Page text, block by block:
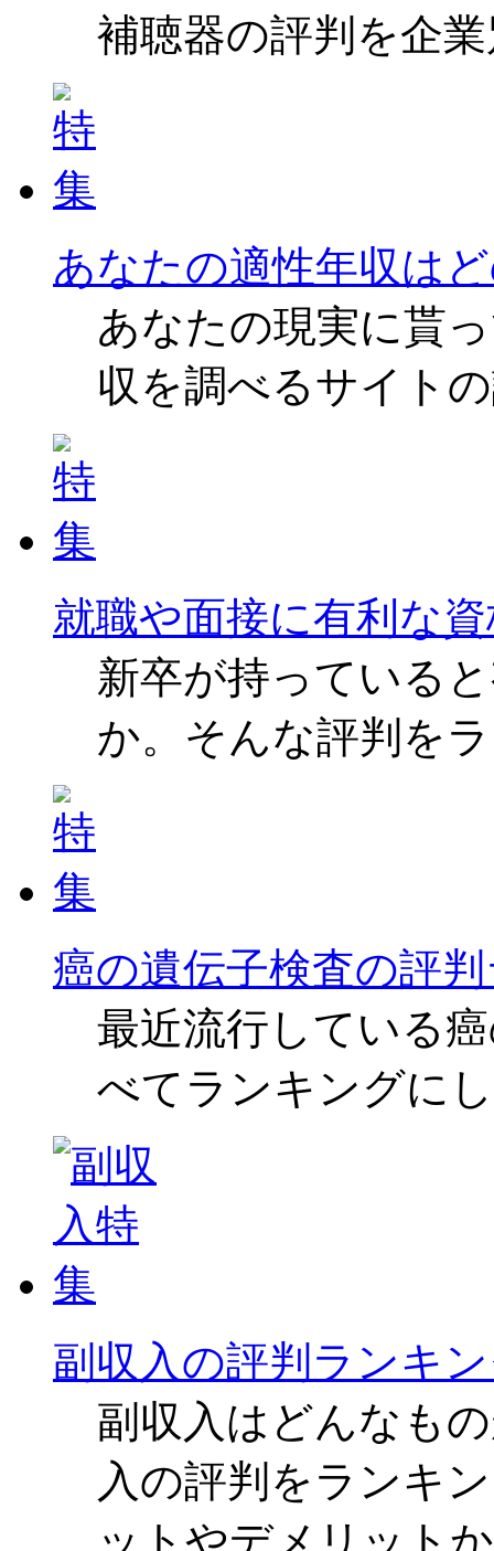
補聴器の評判を企
あなたの適性年収は
あなたの現実に貰
収を調べるサイト
就職や面接に有利な
新卒が持っている
か。そんな評判を
癌の遺伝子検査の評
最近流行している
べてランキングに
副収入の評判ランキ
副収入はどんなも
入の評判をランキ
ットやデメリット